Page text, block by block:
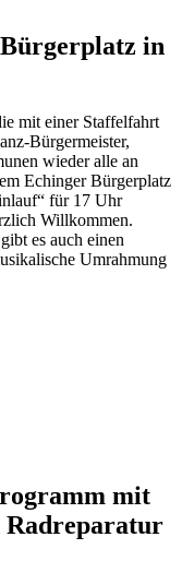
in
mit einer Staffelfahrt
Bürgermeister,
wieder alle an
Echinger Bürgerplatz
für 17 Uhr
Willkommen.
es auch einen
Umrahmung
mit
Radreparatur